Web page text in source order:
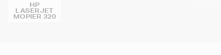
HP
LASERJET
MOPIER 320